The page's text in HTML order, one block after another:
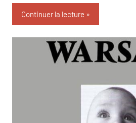
Continuer la lecture